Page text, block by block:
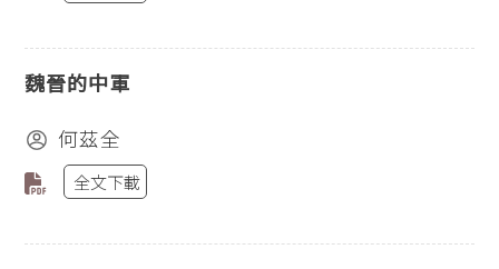
魏晉的中軍
何茲全
全文下載